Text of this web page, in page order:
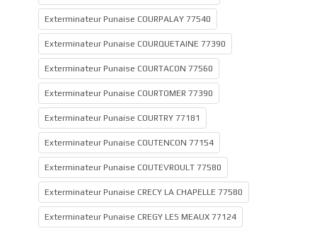
Exterminateur Punaise COURPALAY 77540
Exterminateur Punaise COURQUETAINE 77390
Exterminateur Punaise COURTACON 77560
Exterminateur Punaise COURTOMER 77390
Exterminateur Punaise COURTRY 77181
Exterminateur Punaise COUTENCON 77154
Exterminateur Punaise COUTEVROULT 77580
Exterminateur Punaise CRECY LA CHAPELLE 77580
Exterminateur Punaise CREGY LES MEAUX 77124